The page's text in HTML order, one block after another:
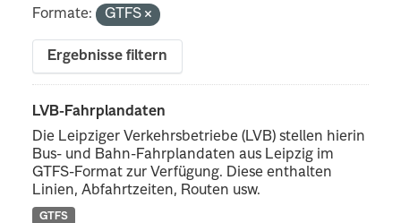
Formate:
GTFS
Ergebnisse filtern
LVB-Fahrplandaten
Die Leipziger Verkehrsbetriebe (LVB) stellen hierin
Bus- und Bahn-Fahrplandaten aus Leipzig im
GTFS-Format zur Verfügung. Diese enthalten
Linien, Abfahrtzeiten, Routen usw.
GTFS